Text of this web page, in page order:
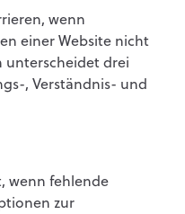
wenn
einer Website nicht
unterscheidet drei
, Verständnis- und
wenn fehlende
zur